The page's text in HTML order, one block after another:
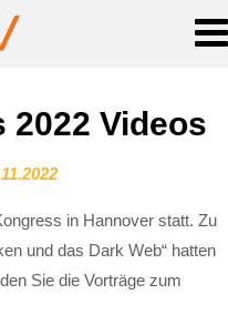
2022 Videos
in Hannover statt. Zu
und das Dark Web“ hatten
Sie die Vorträge zum